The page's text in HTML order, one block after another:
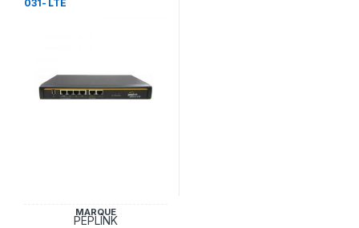
031- LTE
MARQUE
PEPLINK